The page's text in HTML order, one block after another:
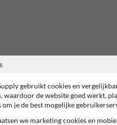
gebruikt cookies en
waardoor de website goed werkt,
om je de best mogelijke
we marketing cookies en